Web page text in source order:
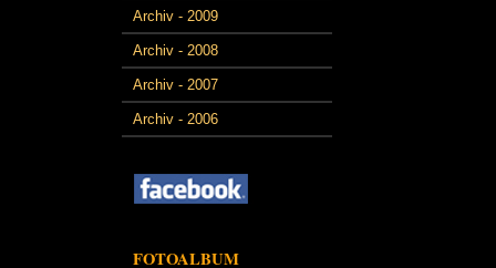
Archiv - 2009
Archiv - 2008
Archiv - 2007
Archiv - 2006
FOTOALBUM